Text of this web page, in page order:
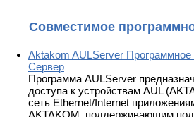
Совместимое
Aktakom AULServer Программное
Сервер
Программа AULServer
доступа к устройствам AUL
сеть Ethernet/Internet